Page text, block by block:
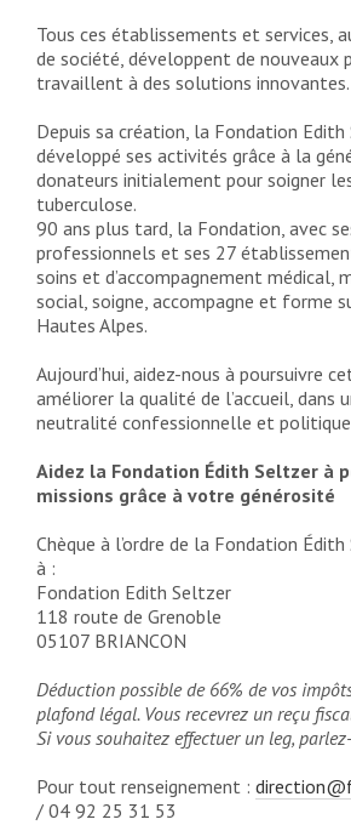
Tous ces établissements et services,
de société, développent de nouveaux
travaillent à des solutions innovantes.
Depuis sa création, la Fondation
développé ses activités grâce à la
donateurs initialement pour soigner
tuberculose.
90 ans plus tard, la Fondation, avec
professionnels et ses 27
soins et d’accompagnement médical,
social, soigne, accompagne et forme
Hautes Alpes.
Aujourd’hui, aidez-nous à poursuivre
améliorer la qualité de l’accueil, dans
neutralité confessionnelle et
Aidez la Fondation Édith Seltzer à
missions grâce à votre générosité
Chèque à l’ordre de la Fondation
à :
Fondation Edith Seltzer
118 route de Grenoble
05107 BRIANCON
Déduction possible de 66% de vos
plafond légal. Vous recevrez un reçu
Si vous souhaitez effectuer un leg,
Pour tout renseignement :
/ 04 92 25 31 53